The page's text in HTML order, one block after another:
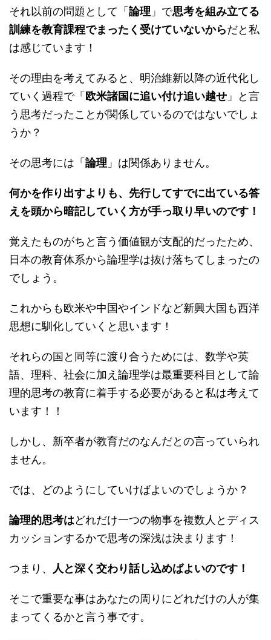
それ以前の問題として「 論理 」で思考を組み立てる
訓練を教育課程でまったく受けていないからだと私
は感じています！
その理由を考えてみると、明治維新以降の近代化し
ていく過程で「 欧米諸国に追い付け追い越せ 」と言
う思考だったことが関係しているのではないでしょ
うか？
その思考には「 論理 」は関係ありません。
何かを作り出すよりも、先行してすでに出ている答
えを頭から暗記していく方が手っ取り早いのです！
覚えたものがちと言う価値観が支配的だったため、
日本の教育体系から論理学は抜け落ちてしまったの
でしょう。
これからも欧米や中国やインドなど新興大国も西洋
思想に馴化していくと思います！
それらの国と同等に渡り合うためには、数学や英
語、理科、社会に加え論理学は最重要科目として論
理的思考の教育に着手する必要があると私は考えて
います！！
しかし、新卒者が教育だのなんだとの言っていられ
ません。
では、どのようにしていけばよいのでしょうか？
論理的思考はどれだけ一つの物事を複数人とディス
カッションするかで思考の深浅は決まります！
つまり、 人と深く交わり話し込めばよいのです！
そこで重要な事はあなたの周りにどれだけの人が集
まってくるかと言う事です。